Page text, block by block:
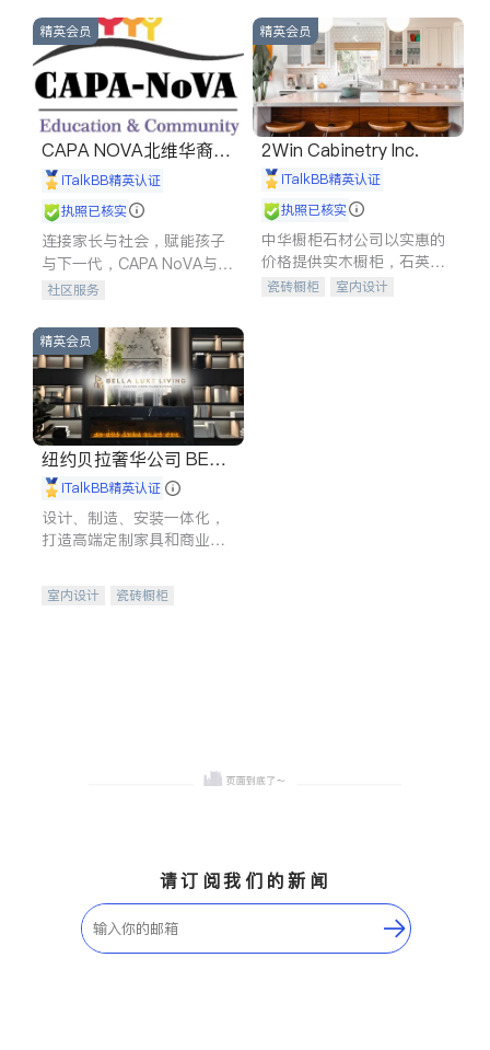
建筑合同、刑事案件全包办
信托/遗嘱
商业
索赔
律师-其它 保释
精英会员
CAPA NOVA北维华裔家
长会iTalkBB精英认证
执照已核实
连接家长与社会，赋能孩子
与下一代，CAPA NoVA与您
携手建设包容、公平、充满
社区服务
精英会员
2Win Cabinetry Inc.
iTalkBB精英认证
执照已核实
中华橱柜石材公司以实惠的
价格提供实木橱柜，石英石
台面，多种优质不锈钢水
瓷砖橱柜
室内设计
精英会员
纽约贝拉奢华公司 BELL
A LUXE
iTalkBB精英认证
设计、制造、安装一体化，
打造高端定制家具和商业空
室内设计
瓷砖橱柜
请订阅我们的新闻